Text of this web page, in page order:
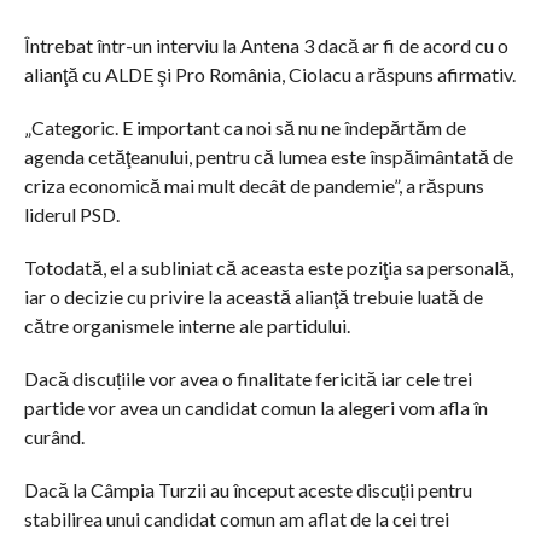
Întrebat într-un interviu la Antena 3 dacă ar fi de acord cu o
alianţă cu ALDE şi Pro România, Ciolacu a răspuns afirmativ.
„Categoric. E important ca noi să nu ne îndepărtăm de
agenda cetăţeanului, pentru că lumea este înspăimântată de
criza economică mai mult decât de pandemie”, a răspuns
liderul PSD.
Totodată, el a subliniat că aceasta este poziţia sa personală,
iar o decizie cu privire la această alianţă trebuie luată de
către organismele interne ale partidului.
Dacă discuțiile vor avea o finalitate fericită iar cele trei
partide vor avea un candidat comun la alegeri vom afla în
curând.
Dacă la Câmpia Turzii au început aceste discuții pentru
stabilirea unui candidat comun am aflat de la cei trei